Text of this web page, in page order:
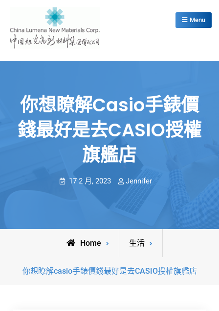
content
China Lumena New Materials Corp.
Menu
你想瞭解casio手錶價
錢最好是去CASIO授權
旗艦店
17 2 月, 2023 Jennifer
Home 生活
你想瞭解casio手錶價錢最好是去CASIO授權旗艦店